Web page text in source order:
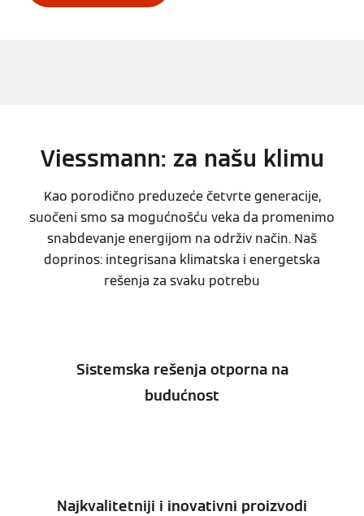
Viessmann: za našu klimu
Kao porodično preduzeće četvrte generacije,
suočeni smo sa mogućnošću veka da promenimo
snabdevanje energijom na održiv način. Naš
doprinos: integrisana klimatska i energetska
rešenja za svaku potrebu
Sistemska rešenja otporna na
budućnost
Najkvalitetniji i inovativni proizvodi